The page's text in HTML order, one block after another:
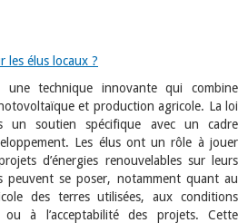
les élus locaux ?
une technique innovante qui combine
et production agricole. La loi
un soutien spécifique avec un cadre
Les élus ont un rôle à jouer
d’énergies renouvelables sur leurs
peuvent se poser, notamment quant au
des terres utilisées, aux conditions
ou à l’acceptabilité des projets. Cette